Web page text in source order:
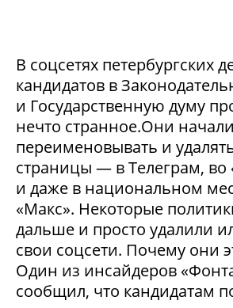
В соцсетях петербургских
кандидатов в
и Государственную думу
нечто странное.Они
переименовывать и
страницы — в Телеграм, во
и даже в национальном
«Макс». Некоторые
дальше и просто удалили
свои соцсети. Почему они
Один из инсайдеров
сообщил, что кандидатам